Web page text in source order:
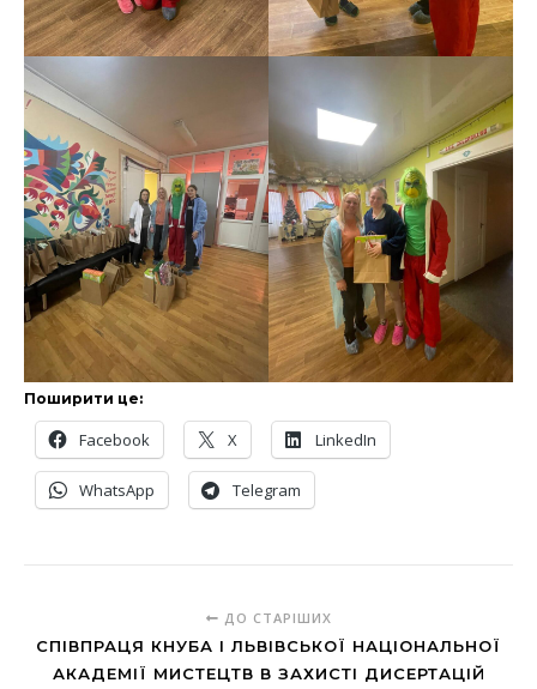
Поширити це:
Facebook X LinkedIn
WhatsApp Telegram
ДО СТАРІШИХ
СПІВПРАЦЯ КНУБА І ЛЬВІВСЬКОЇ НАЦІОНАЛЬНОЇ
АКАДЕМІЇ МИСТЕЦТВ В ЗАХИСТІ ДИСЕРТАЦІЙ